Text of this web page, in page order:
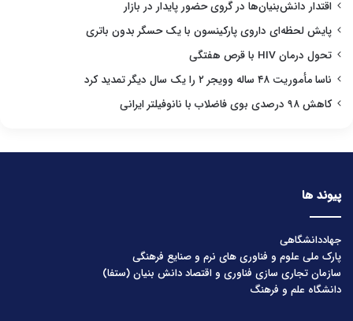
اقتدار دانش‌بنیان‌ها در گروی حضور پایدار در بازار
پایش لحظه‌ای داروی پارکینسون با یک حسگر بدون باتری
تحول درمان HIV با قرص هفتگی
ناسا مأموریت ۴۸ ساله وویجر ۲ را یک سال دیگر تمدید کرد
کاهش ۹۸ درصدی بوی فاضلاب با نانوفیلتر ایرانی
پیوند ها
جهاددانشگاهی
پارک ملی علوم و فناوری های نرم و صنایع فرهنگی
سازمان تجاری سازی فناوری و اقتصاد دانش بنیان (ستفا)
دانشگاه علم و فرهنگ